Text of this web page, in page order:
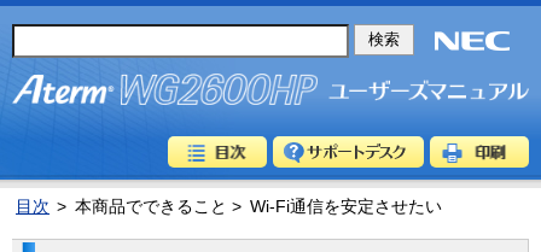
目次 > 本商品でできること > Wi-Fi通信を安定させたい